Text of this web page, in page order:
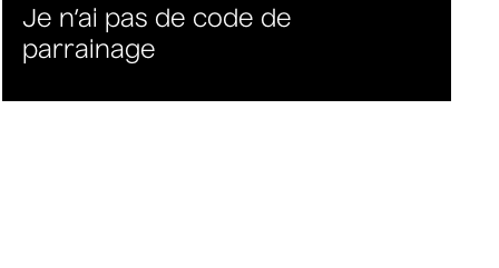
Je n’ai pas de code de
parrainage